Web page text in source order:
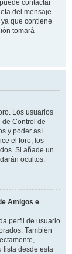
contactar
del mensaje
que contiene
tomará
Los usuarios
de Control de
y poder así
el foro, los
Si añade un
ocultos.
Amigos e
perfil de usuario
También
lista desde esta